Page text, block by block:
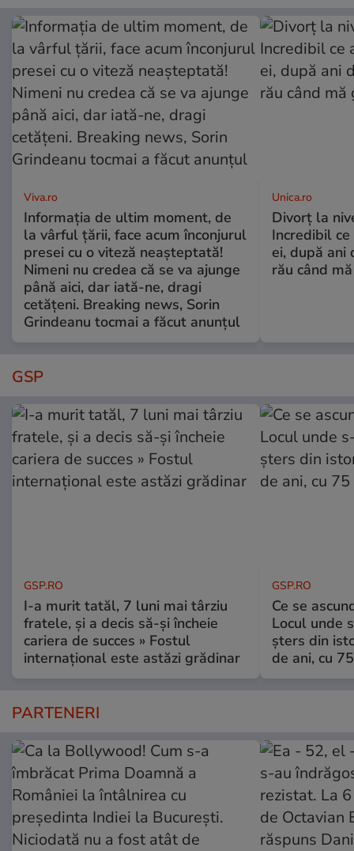
Viva.ro
Informația de ultim moment, de
la vârful țării, face acum înconjurul
presei cu o viteză neașteptată!
Nimeni nu credea că se va ajunge
până aici, dar iată-ne, dragi
cetățeni. Breaking news, Sorin
Grindeanu tocmai a făcut anunțul
Unica.ro
Divorț la
Incredibil
ei, după ani
rău când
GSP
GSP.RO
I-a murit tatăl, 7 luni mai târziu
fratele, și a decis să-și încheie
cariera de succes » Fostul
internațional este astăzi grădinar
GSP.RO
Ce se
Locul unde
șters din
de ani, cu
PARTENERI